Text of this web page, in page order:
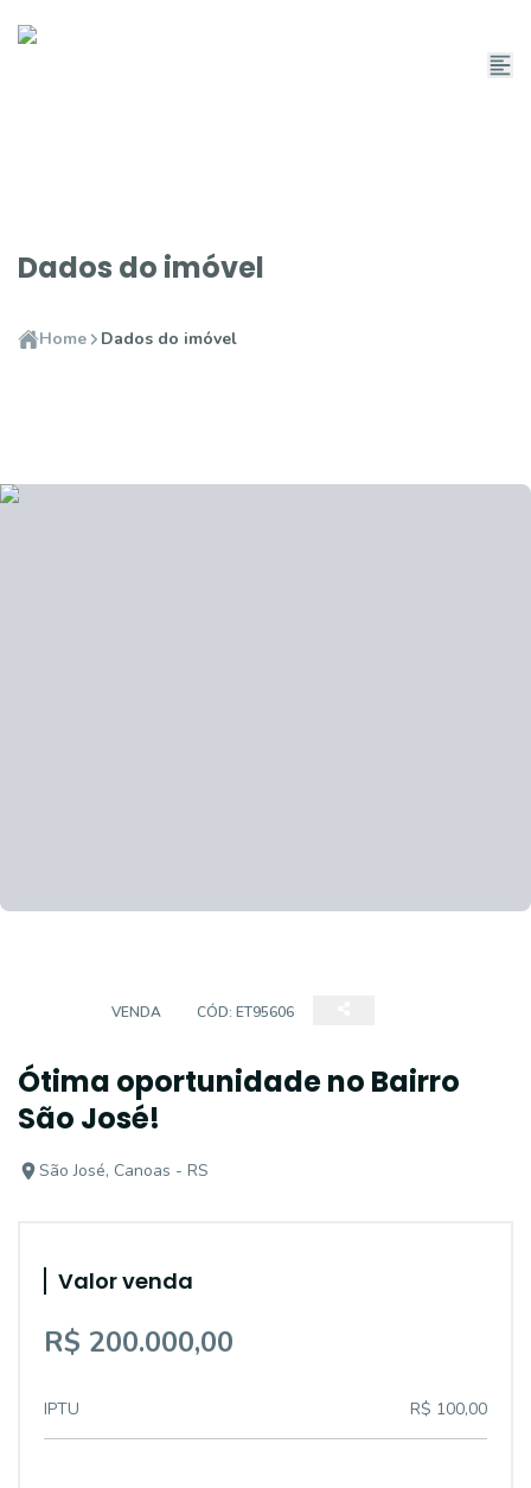
Dados do imóvel
Home Dados do imóvel
VENDA CÓD: ET95606
Ótima oportunidade no Bairro
São José!
São José, Canoas - RS
Valor venda
R$ 200.000,00
IPTU R$ 100,00